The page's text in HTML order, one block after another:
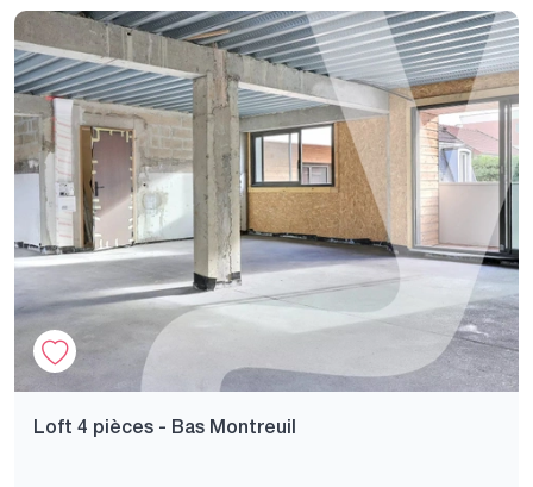
Loft 4 pièces - Bas Montreuil